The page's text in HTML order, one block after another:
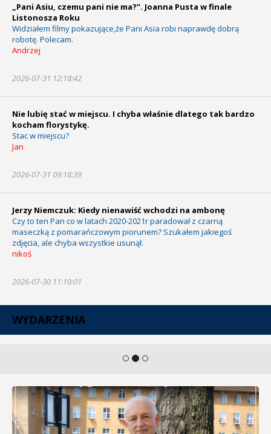
„Pani Asiu, czemu pani nie ma?”. Joanna Pusta w finale
Listonosza Roku
Widziałem filmy pokazujące,że Pani Asia robi naprawdę dobrą
robotę. Polecam.
Andrzej
2026-07-31 12:18:42
Nie lubię stać w miejscu. I chyba właśnie dlatego tak bardzo
kocham florystykę.
Stac w miejscu?
Jan
2026-07-31 09:18:39
Jerzy Niemczuk: Kiedy nienawiść wchodzi na ambonę
Czy to ten Pan co w latach 2020-2021r paradował z czarną
maseczką z pomarańczowym piorunem? Szukałem jakiegoś
zdjęcia, ale chyba wszystkie usunął.
nikoś
2026-07-30 11:10:01
WYDARZENIA